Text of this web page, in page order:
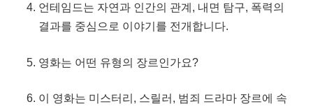
언테임드는 자연과 인간의 관계, 내면 탐구, 폭력의
결과를 중심으로 이야기를 전개합니다.
영화는 어떤 유형의 장르인가요?
이 영화는 미스터리, 스릴러, 범죄 드라마 장르에 속